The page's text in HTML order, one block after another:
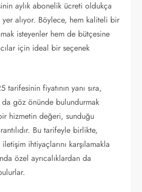
aylık abonelik ücreti oldukça
alıyor. Böylece, hem kaliteli bir
isteyenler hem de bütçesine
için ideal bir seçenek
tarifesinin fiyatının yanı sıra,
da göz önünde bulundurmak
hizmetin değeri, sunduğu
Bu tarifeyle birlikte,
ihtiyaçlarını karşılamakla
özel ayrıcalıklardan da